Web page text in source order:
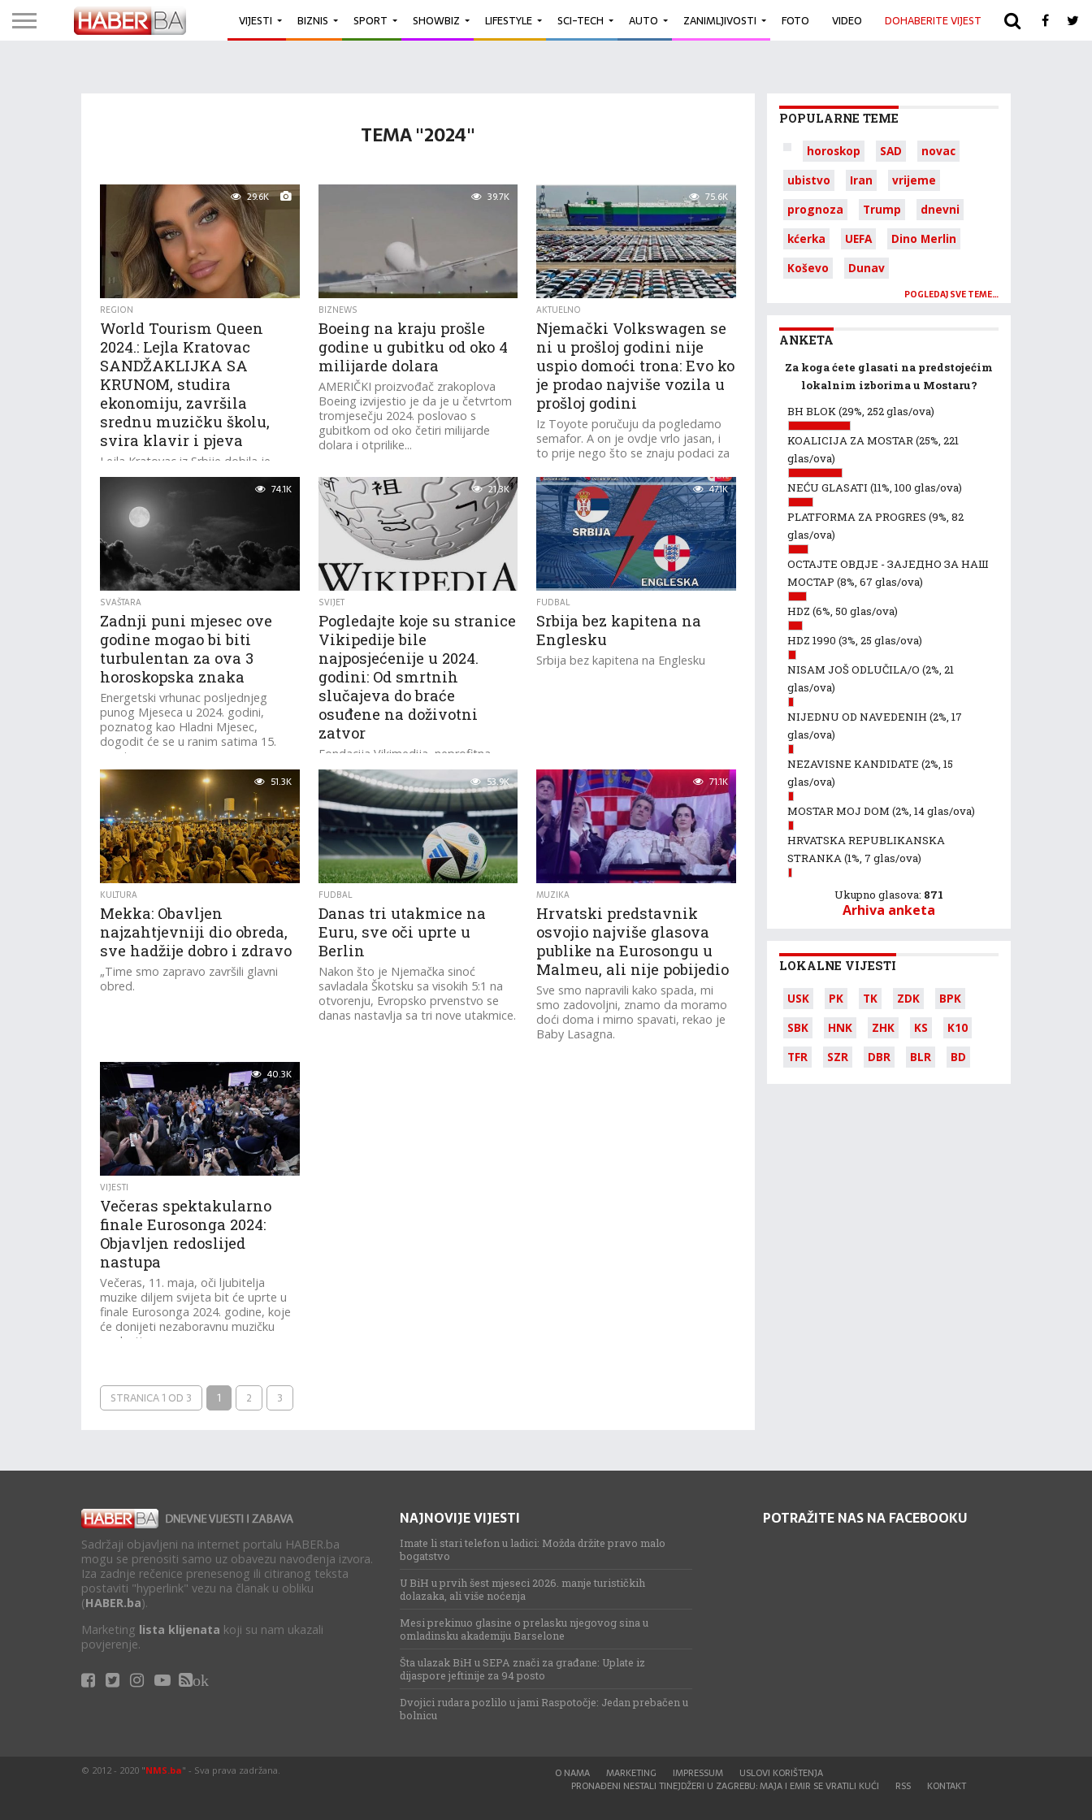
VIJESTI BIZNIS SPORT SHOWBIZ LIFESTYLE SCI-TECH AUTO ZANIMLJIVOSTI FOTO VIDEO DOHABERITE VIJEST ARHIVA
TEMA "2024"
29.6K
REGION
World Tourism Queen
2024.: Lejla Kratovac
SANDŽAKLIJKA SA
KRUNOM, studira
ekonomiju, završila
srednu muzičku školu,
svira klavir i pjeva
Lejla Kratovac iz Srbije dobila je
nagradu World Tourism Queen 2024.
na izboru za Miss Tourism World,
koji je održan u gradu...
39.7K
BIZNEWS
Boeing na kraju prošle
godine u gubitku od oko 4
milijarde dolara
AMERIČKI proizvođač zrakoplova
Boeing izvijestio je da je u četvrtom
tromjesečju 2024. poslovao s
gubitkom od oko četiri milijarde
dolara i otprilike...
75.6K
AKTUELNO
Njemački Volkswagen se
ni u prošloj godini nije
uspio domoći trona: Evo ko
je prodao najviše vozila u
prošloj godini
Iz Toyote poručuju da pogledamo
semafor. A on je ovdje vrlo jasan, i
to prije nego što se znaju podaci za
74.1K
SVAŠTARA
Zadnji puni mjesec ove
godine mogao bi biti
turbulentan za ova 3
horoskopska znaka
Energetski vrhunac posljednjeg
punog Mjeseca u 2024. godini,
poznatog kao Hladni Mjesec,
dogodit će se u ranim satima 15.
prosinca.
21.3K
SVIJET
Pogledajte koje su stranice
Vikipedije bile
najposjećenije u 2024.
godini: Od smrtnih
slučajeva do braće
osuđene na doživotni
zatvor
Fondacija Vikimedija, neprofitna
organizacija koja upravlja sajtom
Vikipedija, objavila je danas svoju
godišnju listu najposećenijih
stranica, pokazujući šta su ljudi želeli
da...
47.1K
FUDBAL
Srbija bez kapitena na
Englesku
Srbija bez kapitena na Englesku
51.3K
KULTURA
Mekka: Obavljen
najzahtjevniji dio obreda,
sve hadžije dobro i zdravo
„Time smo zapravo završili glavni
obred.
53.9K
FUDBAL
Danas tri utakmice na
Euru, sve oči uprte u
Berlin
Nakon što je Njemačka sinoć
savladala Škotsku sa visokih 5:1 na
otvorenju, Evropsko prvenstvo se
danas nastavlja sa tri nove utakmice.
71.1K
MUZIKA
Hrvatski predstavnik
osvojio najviše glasova
publike na Eurosongu u
Malmeu, ali nije pobijedio
Sve smo napravili kako spada, mi
smo zadovoljni, znamo da moramo
doći doma i mirno spavati, rekao je
Baby Lasagna.
40.3K
VIJESTI
Večeras spektakularno
finale Eurosonga 2024:
Objavljen redoslijed
nastupa
Večeras, 11. maja, oči ljubitelja
muzike diljem svijeta bit će uprte u
finale Eurosonga 2024. godine, koje
će donijeti nezaboravnu muzičku
poslasticu.
STRANICA 1 OD 3 1 2 3
POPULARNE TEME
horoskop SAD
novac
ubistvo
Iran
vrijeme
prognoza
Trump
dnevni
kćerka
UEFA
Dino Merlin
Koševo
Dunav
POGLEDAJ SVE TEME…
ANKETA
Za koga ćete glasati na predstojećim
lokalnim izborima u Mostaru?
BH BLOK(29%, 252 glas/ova)
KOALICIJA ZA MOSTAR(25%, 221
glas/ova)
NEĆU GLASATI (11%, 100 glas/ova)
PLATFORMA ZA PROGRES (9%, 82
glas/ova)
ОСТАЈТЕ ОВДЈЕ - ЗАЈЕДНО ЗА НАШ
МОСТАР (8%, 67 glas/ova)
HDZ (6%, 50 glas/ova)
HDZ 1990 (3%, 25 glas/ova)
NISAM JOŠ ODLUČILA/O (2%, 21
glas/ova)
NIJEDNU OD NAVEDENIH (2%, 17
glas/ova)
NEZAVISNE KANDIDATE (2%, 15
glas/ova)
MOSTAR MOJ DOM (2%, 14 glas/ova)
HRVATSKA REPUBLIKANSKA
STRANKA(1%, 7 glas/ova)
Ukupno glasova: 871
Arhiva anketa
LOKALNE VIJESTI
USK PK TK ZDK
BPK
SBK
HNK ZHK KS
K10
TFR
SZR DBR BLR BD
Sadržaji objavljeni na internet portalu HABER.ba
mogu se prenositi samo uz obavezu navođenja izvora.
Iza zadnje rečenice prenesenog ili citiranog teksta
postaviti "hyperlink" vezu na članak u obliku
(HABER.ba).
Marketing lista klijenata koji su nam ukazali
povjerenje.
ok
NAJNOVIJE VIJESTI
Imate li stari telefon u ladici: Možda držite pravo malo
bogatstvo
U BiH u prvih šest mjeseci 2026. manje turističkih
dolazaka, ali više noćenja
Mesi prekinuo glasine o prelasku njegovog sina u
omladinsku akademiju Barselone
Šta ulazak BiH u SEPA znači za građane: Uplate iz
dijaspore jeftinije za 94 posto
Dvojici rudara pozlilo u jami Raspotočje: Jedan prebačen u
bolnicu
POTRAŽITE NAS NA FACEBOOKU
O NAMA MARKETING IMPRESSUM
USLOVI KORIŠTENJA
PRONAĐENI NESTALI TINEJDŽERI U ZAGREBU: MAJA I EMIR SE VRATILI KUĆI
RSS KONTAKT
© 2012 - 2020 "NMS.ba" - Sva prava zadržana.